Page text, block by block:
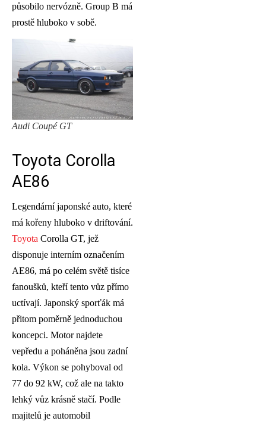
působilo nervózně. Group B má
prostě hluboko v sobě.
Audi Coupé GT
Toyota Corolla
AE86
Legendární japonské auto, které
má kořeny hluboko v driftování.
Toyota Corolla GT, jež
disponuje interním označením
AE86, má po celém světě tisíce
fanoušků, kteří tento vůz přímo
uctívají. Japonský sporťák má
přitom poměrně jednoduchou
koncepci. Motor najdete
vepředu a poháněna jsou zadní
kola. Výkon se pohyboval od
77 do 92 kW, což ale na takto
lehký vůz krásně stačí. Podle
majitelů je automobil